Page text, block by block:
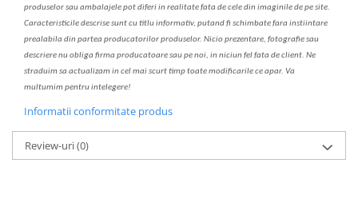
produselor sau ambalajele pot diferi in realitate fata de cele din imaginile de pe site.
Caracteristicile descrise sunt cu titlu informativ, putand fi schimbate fara instiintare
prealabila din partea producatorilor produselor. Nicio prezentare, fotografie sau
descriere nu obliga firma producatoare sau pe noi, in niciun fel fata de client. Ne
straduim sa actualizam in cel mai scurt timp toate modificarile ce apar. Va
multumim pentru intelegere!
Informatii conformitate produs
Review-uri(0)